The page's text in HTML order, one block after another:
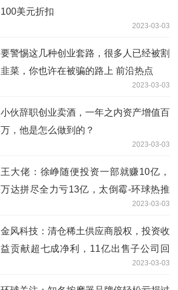
100美元折扣
2023-03-03
要警惕这几种创业套路，很多人已经被割
韭菜，你也许在被骗的路上 前沿热点
2023-03-03
小伙辞职创业卖酒，一年之内资产增值百
万，他是怎么做到的？
2023-03-03
王大佬：徐峥随便投资一部就赚10亿，
万达拼尽全力亏13亿，太倒霉-环球热推
2023-03-03
金风科技：清仓稀土供应商股权，投资收
益贡献超七成净利，11亿出售子公司回
2023-03-03